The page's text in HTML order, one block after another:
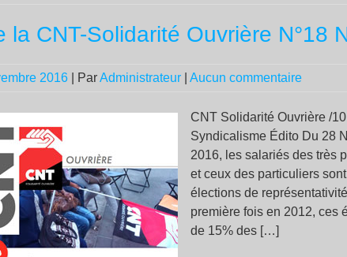
la CNT-Solidarité Ouvrière N°18
2016 | ParAdministrateur Aucun commentaire
CNT Solidarité Ouvrière /
Syndicalisme Édito Du 28
2016, les salariés des très
et ceux des particuliers
élections de
première fois en 2012, ces
de 15% des […]